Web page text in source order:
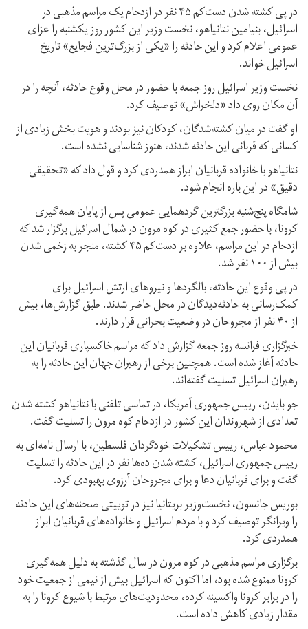
در پی کشته شدن دست‌کم ۴۵ نفر در ازدحام یک مراسم مذهبی در
اسرائیل، بنیامین نتانیاهو، نخست وزیر این کشور روز یکشنبه را عزای
عمومی اعلام کرد و این حادثه را «یکی از بزرگ‌ترین فجایع» تاریخ
اسرائیل خواند.
نخست وزیر اسرائیل روز جمعه با حضور در محل وقوع حادثه، آنچه را در
آن مکان روی داد «دلخراش» توصیف کرد.
او گفت در میان کشته‌شدگان، کودکان نیز بودند و هویت بخش زیادی از
کسانی که قربانی این حادثه شدند، هنوز شناسایی نشده است.
نتانیاهو با خانواده قربانیان ابراز همدردی کرد و قول داد که «تحقیقی
دقیق» در این باره انجام شود.
شامگاه پنج‌شنبه بزرگترین گردهمایی عمومی پس از پایان همه‌گیری
کرونا، با حضور جمع کثیری در کوه مرون در شمال اسرائیل برگزار شد که
ازدحام در این مراسم، علاوه بر دست‌کم ۴۵ کشته، منجر به زخمی شدن
بیش از ۱۰۰ نفر شد.
در پی وقوع این حادثه، بالگردها و نیروهای ارتش اسرائیل برای
کمک‌رسانی به حادثه‌دیدگان در محل حاضر شدند. طبق گزارش‌ها، بیش
از ۴۰ نفر از مجروحان در وضعیت بحرانی قرار دارند.
خبرگزاری فرانسه روز جمعه گزارش داد که مراسم خاکسپاری قربانیان این
حادثه آغاز شده است. همچنین برخی از رهبران جهان این حادثه را به
رهبران اسرائیل تسلیت گفته‌اند.
جو بایدن، رییس جمهوری آمریکا، در تماسی تلفنی با نتانیاهو کشته شدن
تعدادی از شهروندان این کشور در ازدحام کوه مرون را تسلیت گفت.
محمود عباس، رییس تشکیلات خودگردان فلسطین، با ارسال نامه‌ای به
رییس ‌جمهوری اسرائیل، کشته شدن ده‌ها نفر در این حادثه را تسلیت
گفت و برای قربانیان دعا و برای مجروحان آرزوی بهبودی کرد.
بوریس جانسون، نخست‌وزیر بریتانیا نیز در توییتی صحنه‌های این حادثه
را ویرانگر توصیف کرد و با مردم اسرائیل و خانواده‌های قربانیان ابراز
همدردی کرد.
برگزاری مراسم مذهبی در کوه مرون در سال گذشته به دلیل همه‌گیری
کرونا ممنوع شده بود، اما اکنون که اسرائیل بیش از نیمی از جمعیت خود
را در برابر کرونا واکسینه کرده، محدودیت‌های مرتبط با شیوع کرونا را به
مقدار زیادی کاهش داده است.